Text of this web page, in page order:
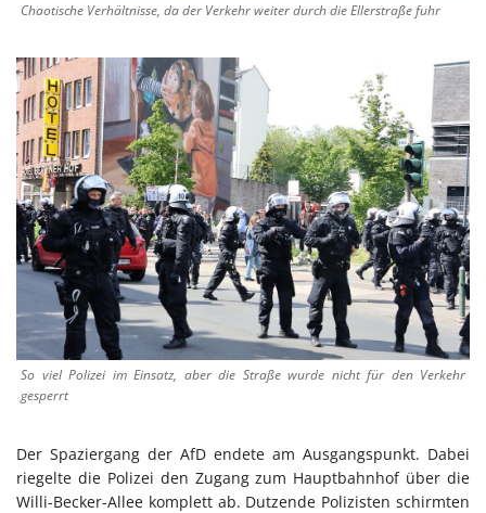
Chaotische Verhältnisse, da der Verkehr weiter durch die Ellerstraße fuhr
So viel Polizei im Einsatz, aber die Straße wurde nicht für den Verkehr
gesperrt
Der Spaziergang der AfD endete am Ausgangspunkt. Dabei
riegelte die Polizei den Zugang zum Hauptbahnhof über die
Willi-Becker-Allee komplett ab. Dutzende Polizisten schirmten